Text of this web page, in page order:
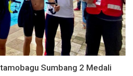
Sumbang 2 Medali